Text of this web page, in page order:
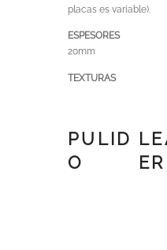
placas es variable).
ESPESORES
20mm
TEXTURAS
PULID
O
ER